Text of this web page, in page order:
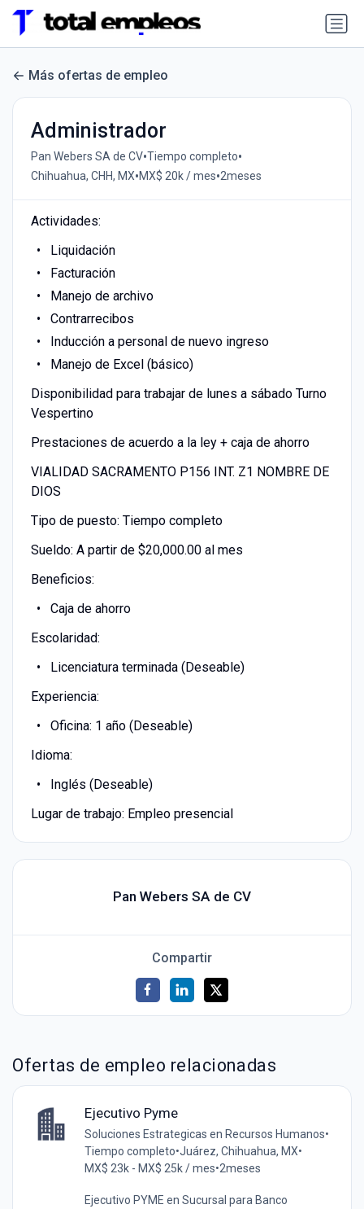
Más ofertas de empleo
Administrador
Pan Webers SA de CV•Tiempo completo•
Chihuahua, CHH, MX•MX$ 20k / mes•2meses
Actividades:
Liquidación
Facturación
Manejo de archivo
Contrarrecibos
Inducción a personal de nuevo ingreso
Manejo de Excel (básico)
Disponibilidad para trabajar de lunes a sábado Turno
Vespertino
Prestaciones de acuerdo a la ley + caja de ahorro
VIALIDAD SACRAMENTO P156 INT. Z1 NOMBRE DE
DIOS
Tipo de puesto: Tiempo completo
Sueldo: A partir de $20,000.00 al mes
Beneficios:
Caja de ahorro
Escolaridad:
Licenciatura terminada (Deseable)
Experiencia:
Oficina: 1 año (Deseable)
Idioma:
Inglés (Deseable)
Lugar de trabajo: Empleo presencial
Pan Webers SA de CV
Compartir
Ofertas de empleo relacionadas
Ejecutivo Pyme
Soluciones Estrategicas en Recursos Humanos•
Tiempo completo•Juárez, Chihuahua, MX•
MX$ 23k - MX$ 25k / mes•2meses
Ejecutivo PYME en Sucursal para Banco